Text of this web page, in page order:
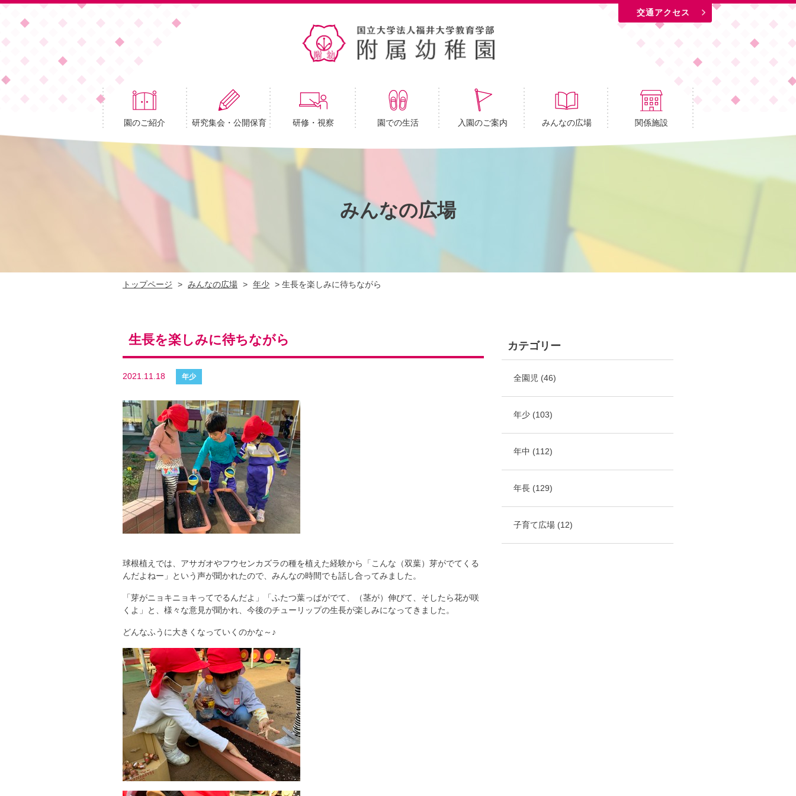
交通アクセス
園のご紹介 研究集会・公開保育 研修・視察 園での生活 入園のご案内 みんなの広場 関係施設
みんなの広場
トップページ > みんなの広場 > 年少 > 生長を楽しみに待ちながら
生長を楽しみに待ちながら
2021.11.18
球根植えでは、アサガオやフウセンカズラの種を植えた経験から「こんな（双葉）芽がでてくる
んだよねー」という声が聞かれたので、みんなの時間でも話し合ってみました。
「芽がニョキニョキってでるんだよ」「ふたつ葉っぱがでて、（茎が）伸びて、そしたら花が咲
くよ」と、様々な意見が聞かれ、今後のチューリップの生長が楽しみになってきました。
どんなふうに大きくなっていくのかな～♪
カテゴリー
全園児 (46)
年少(103)
年中 (112)
年長(129)
子育て広場(12)